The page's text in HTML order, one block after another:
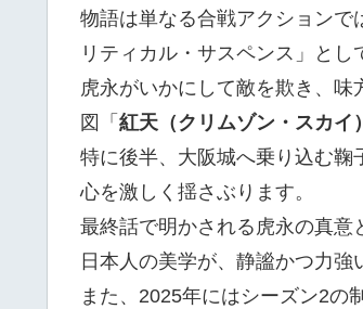
物語は単なる合戦アクションで
リティカル・サスペンス」とし
虎永がいかにして敵を欺き、
図「 紅天（クリムゾン・スカイ）
特に後半、大阪城へ乗り込む
心を激しく揺さぶります。
最終話で明かされる虎永の真意
日本人の美学が、静謐かつ力強
また、2025年にはシーズン2の